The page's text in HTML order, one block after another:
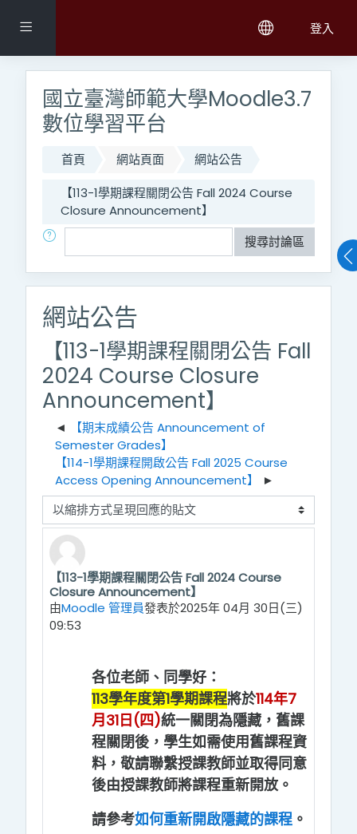
側板 登入
國立臺灣師範大學Moodle3.7
數位學習平台
首頁 網站頁面
網站公告
【113-1學期課程關閉公告 Fall 2024 Course
Closure Announcement】
搜尋
搜尋討論區
網站公告
【113-1學期課程關閉公告 Fall
2024 Course Closure
Announcement】
【期末成績公告 Announcement of
Semester Grades】
【114-1學期課程開啟公告 Fall 2025 Course
Access Opening Announcement】
顯示模式
【113-1學期課程關閉公告 Fall 2024 Course
Closure Announcement】
由Moodle 管理員發表於2025年 04月 30日(三)
09:53
回覆數： 0
各位老師、同學好：
113學年度第1學期課程將於114年7
月31日(四)統一關閉為隱藏，舊課
程關閉後，學生如需使用舊課程資
料，敬請聯繫授課教師並取得同意
後由授課教師將課程重新開放。
請參考如何重新開啟隱藏的課程 。